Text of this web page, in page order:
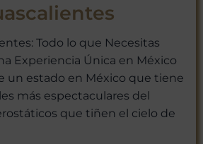
Todo lo que Necesitas
Experiencia Única en México
un estado en México que tiene
más espectaculares del
que tiñen el cielo de